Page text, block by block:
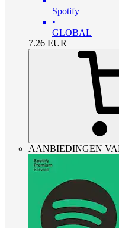
Spotify
•
GLOBAL
7.26 EUR
AANBIEDINGEN